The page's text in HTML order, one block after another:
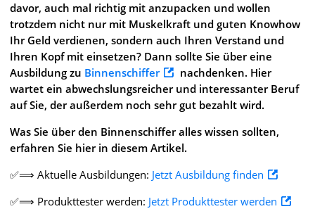
davor, auch mal richtig mit anzupacken und wollen
trotzdem nicht nur mit Muskelkraft und guten Knowhow
Ihr Geld verdienen, sondern auch Ihren Verstand und
Ihren Kopf mit einsetzen? Dann sollte Sie über eine
Ausbildung zu Binnenschiffer
nachdenken. Hier
wartet ein abwechslungsreicher und interessanter Beruf
auf Sie, der außerdem noch sehr gut bezahlt wird.
Was Sie über den Binnenschiffer alles wissen sollten,
erfahren Sie hier in diesem Artikel.
✅⟹ Aktuelle Ausbildungen: Jetzt Ausbildung finden
✅⟹ Produkttester werden: Jetzt Produkttester werden